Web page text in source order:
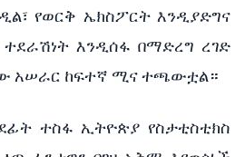
የወርቅ ኤክስፖርት እንዲያድግና
እንዲሰፋ በማድረግ ረገድ
አሠራር ከፍተኛ ሚና ተጫውቷል።
ተስፋ ኢትዮጵያ የስታቲስቲክስ